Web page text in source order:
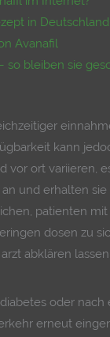
in
Avanafil
so bleiben sie
kann
vor ort variieren,
und erhalten sie
patienten
dosen zu
abklären
oder nach
erneut